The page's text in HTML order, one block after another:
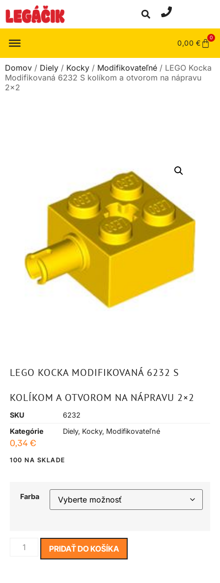
0,00 €
0
Domov / Diely / Kocky / Modifikovateľné / LEGO Kocka
Modifikovaná 6232 S kolíkom a otvorom na nápravu
2×2
LEGO KOCKA MODIFIKOVANÁ 6232 S
KOLÍKOM A OTVOROM NA NÁPRAVU 2×2
SKU
6232
Kategórie
Diely, Kocky, Modifikovateľné
0,34 €
100 NA SKLADE
Farba
PRIDAŤ DO KOŠÍKA